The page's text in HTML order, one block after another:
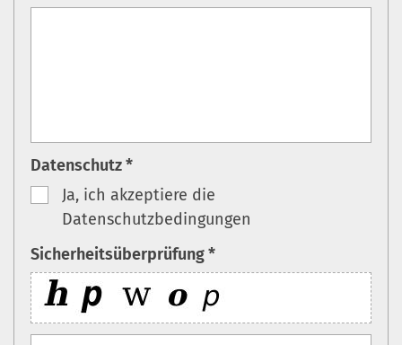
Datenschutz *
Ja, ich akzeptiere die
Datenschutzbedingungen
Sicherheitsüberprüfung *